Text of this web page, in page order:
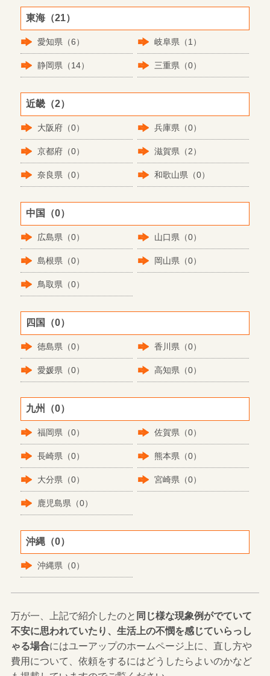
東海（21）
愛知県（6） 岐阜県（1）
静岡県（14） 三重県（0）
近畿（2）
大阪府（0） 兵庫県（0）
京都府（0） 滋賀県（2）
奈良県（0） 和歌山県（0）
中国（0）
広島県（0） 山口県（0）
島根県（0） 岡山県（0）
鳥取県（0）
四国（0）
徳島県（0） 香川県（0）
愛媛県（0） 高知県（0）
九州（0）
福岡県（0） 佐賀県（0）
長崎県（0） 熊本県（0）
大分県（0） 宮崎県（0）
鹿児島県（0）
沖縄（0）
沖縄県（0）
万が一、上記で紹介したのと 同じ様な現象例がでていて
不安に思われていたり、生活上の不憫を感じていらっし
ゃる場合にはユーアップのホームページ上に、直し方や
費用について、依頼をするにはどうしたらよいのかなど